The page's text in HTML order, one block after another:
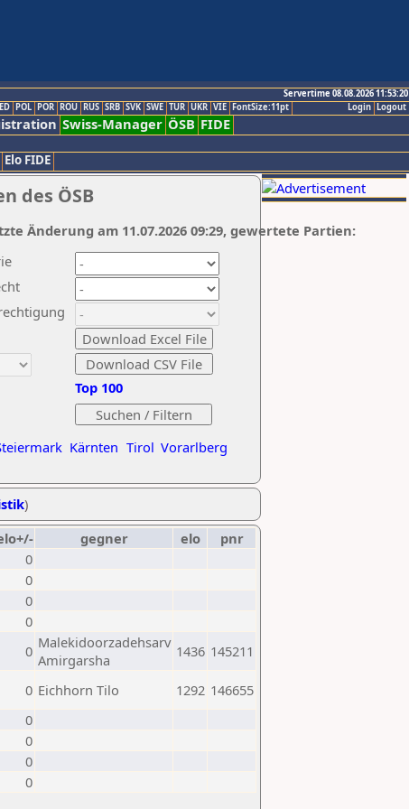
Servertime 08.08.2026 11:53:20
Logout
Login
POL POR ROU RUS SRB SVK SWE TUR UKR VIE FontSize:11pt
Swiss-Manager ÖSB FIDE
Elo FIDE
des ÖSB
Kärnten Tirol Vorarlberg
Top 100
Änderung am 11.07.2026 09:29, gewertete Partien:
)
gegner elo
pnr
0
0
0
0
0 Malekidoorzadehsarv
Amirgarsha
1436 145211
0 Eichhorn Tilo 1292 146655
0
0
0
0